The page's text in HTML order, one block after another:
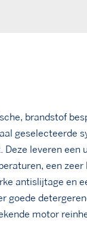
brandstof
geselecteerde
leveren een
een
antislijtage en
goede
motor